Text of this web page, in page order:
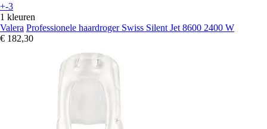
+-3
1 kleuren
Valera Professionele haardroger Swiss Silent Jet 8600 2400 W
€ 182,30